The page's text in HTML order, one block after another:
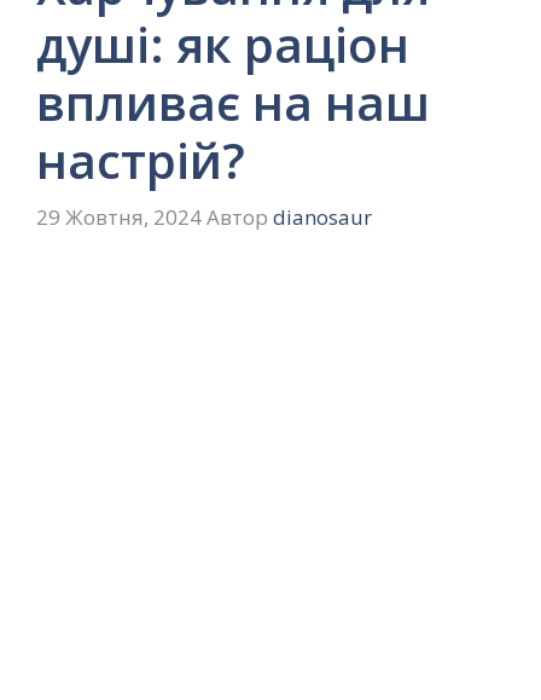
душі: як раціон
впливає на наш
настрій?
29 Жовтня, 2024Автор dianosaur